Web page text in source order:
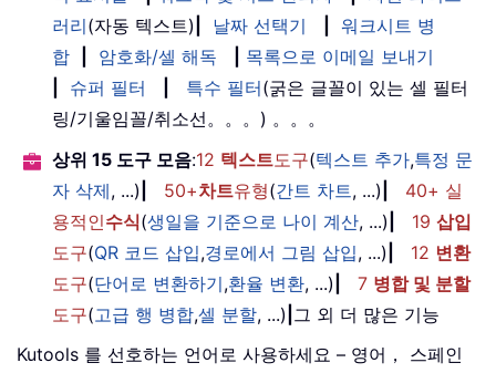
러리(자동 텍스트) 날짜 선택기
워크시트 병
합
암호화/셀 해독
목록으로 이메일 보내기
슈퍼 필터 특수 필터(굵은 글꼴이 있는 셀 필터
링/기울임꼴/취소선。。。) 。。。
상위 15 도구 모음:12 텍스트도구(텍스트 추가,특정 문
자 삭제, ...) 50+차트유형(간트 차트, ...)
40+ 실
용적인수식(생일을 기준으로 나이 계산, ...) 19 삽입
도구(QR 코드 삽입,경로에서 그림 삽입, ...) 12 변환
도구(단어로 변환하기,환율 변환, ...) 7 병합 및 분할
도구(고급 행 병합,셀 분할, ...) 그 외 더 많은 기능
Kutools 를 선호하는 언어로 사용하세요 – 영어， 스페인